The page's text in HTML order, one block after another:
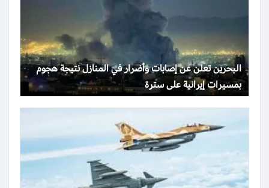
البحرين تعلن عن إصابات وأضرار في المنازل نتيجة هجوم
بمسيرات إيرانية على سترة